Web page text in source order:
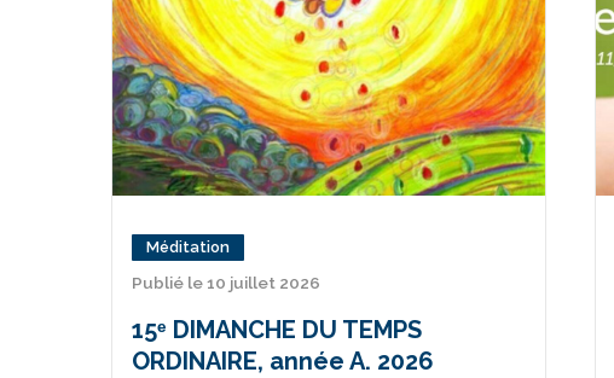
Méditation
Publié le 10 juillet 2026
15ᵉ DIMANCHE DU TEMPS
ORDINAIRE, année A. 2026